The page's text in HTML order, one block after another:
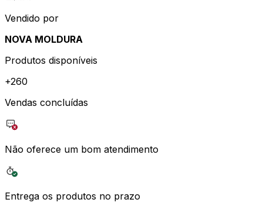
Vendido por
NOVA MOLDURA
Produtos disponíveis
+260
Vendas concluídas
Não oferece um bom atendimento
Entrega os produtos no prazo